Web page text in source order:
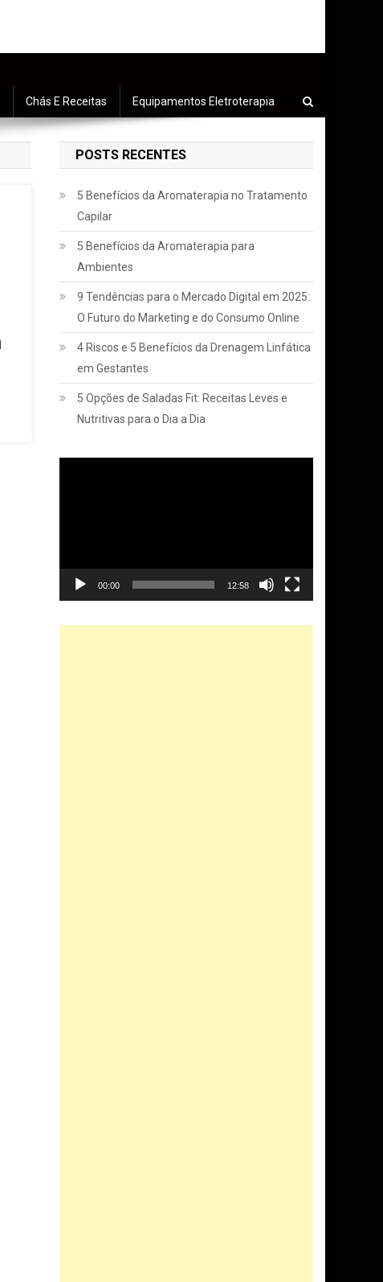
Chás E Receitas Equipamentos Eletroterapia
POSTS RECENTES
5 Benefícios da Aromaterapia no Tratamento
Capilar
5 Benefícios da Aromaterapia para
Ambientes
9 Tendências para o Mercado Digital em 2025:
O Futuro do Marketing e do Consumo Online
4 Riscos e 5 Benefícios da Drenagem Linfática
em Gestantes
5 Opções de Saladas Fit: Receitas Leves e
Nutritivas para o Dia a Dia
00:00 12:58